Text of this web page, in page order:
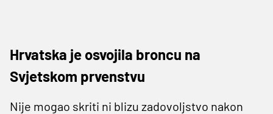
Hrvatska je osvojila broncu na
Svjetskom prvenstvu
Nije mogao skriti ni blizu zadovoljstvo nakon